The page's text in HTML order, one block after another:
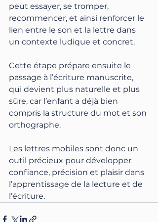
peut essayer, se tromper,
recommencer, et ainsi renforcer le
lien entre le son et la lettre dans
un contexte ludique et concret.
Cette étape prépare ensuite le
passage à l’écriture manuscrite,
qui devient plus naturelle et plus
sûre, car l’enfant a déjà bien
compris la structure du mot et son
orthographe.
Les lettres mobiles sont donc un
outil précieux pour développer
confiance, précision et plaisir dans
l’apprentissage de la lecture et de
l’écriture.